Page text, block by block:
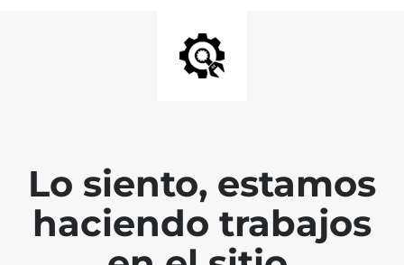
Lo siento, estamos
haciendo trabajos